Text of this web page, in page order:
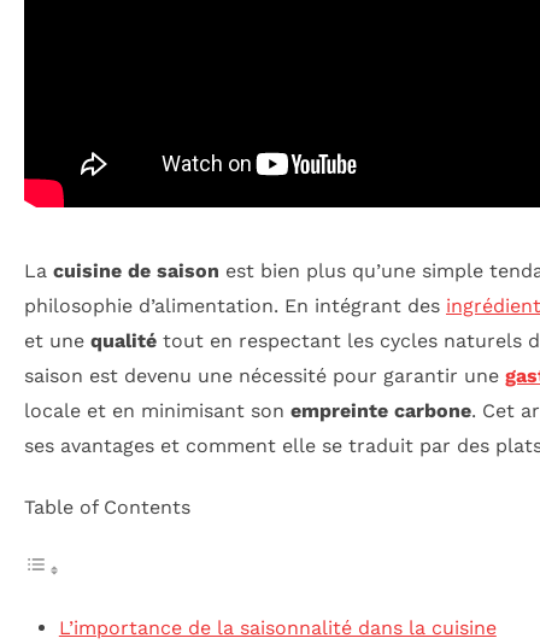
La cuisine de saison est bien plus qu’une simple
philosophie d’alimentation. En intégrant des
et une qualité tout en respectant les cycles naturels
saison est devenu une nécessité pour garantir une
locale et en minimisant son empreinte carbone. Cet
ses avantages et comment elle se traduit par des
Table of Contents
L’importance de la saisonnalité dans la cuisine